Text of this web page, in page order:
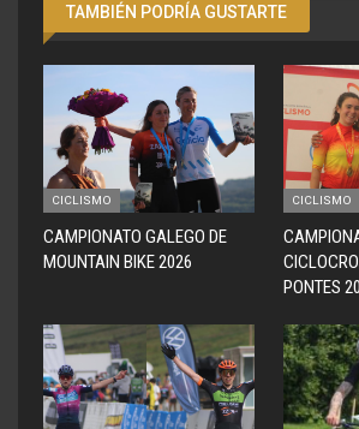
TAMBIÉN PODRÍA GUSTARTE
CICLISMO
CAMPIONATO GALEGO DE
MOUNTAIN BIKE 2026
CICLISMO
PONTES